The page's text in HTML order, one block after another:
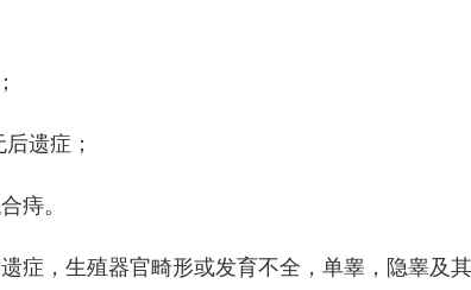
遗症；
痔。
症，生殖器官畸形或发育不全，单睾，隐睾及